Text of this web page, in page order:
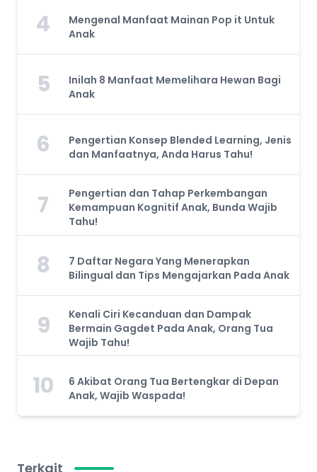
4
Mengenal Manfaat Mainan Pop it Untuk
Anak
5
Inilah 8 Manfaat Memelihara Hewan Bagi
Anak
6
Pengertian Konsep Blended Learning, Jenis
dan Manfaatnya, Anda Harus Tahu!
7
Pengertian dan Tahap Perkembangan
Kemampuan Kognitif Anak, Bunda Wajib
Tahu!
8
7 Daftar Negara Yang Menerapkan
Bilingual dan Tips Mengajarkan Pada Anak
9
Kenali Ciri Kecanduan dan Dampak
Bermain Gagdet Pada Anak, Orang Tua
Wajib Tahu!
10
6 Akibat Orang Tua Bertengkar di Depan
Anak, Wajib Waspada!
Terkait